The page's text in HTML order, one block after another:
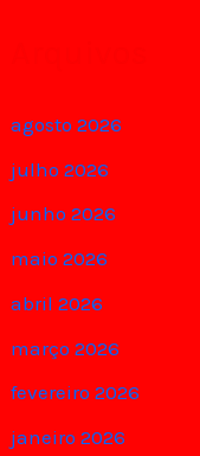
agosto 2026
julho 2026
junho 2026
maio 2026
abril 2026
março 2026
fevereiro 2026
janeiro 2026